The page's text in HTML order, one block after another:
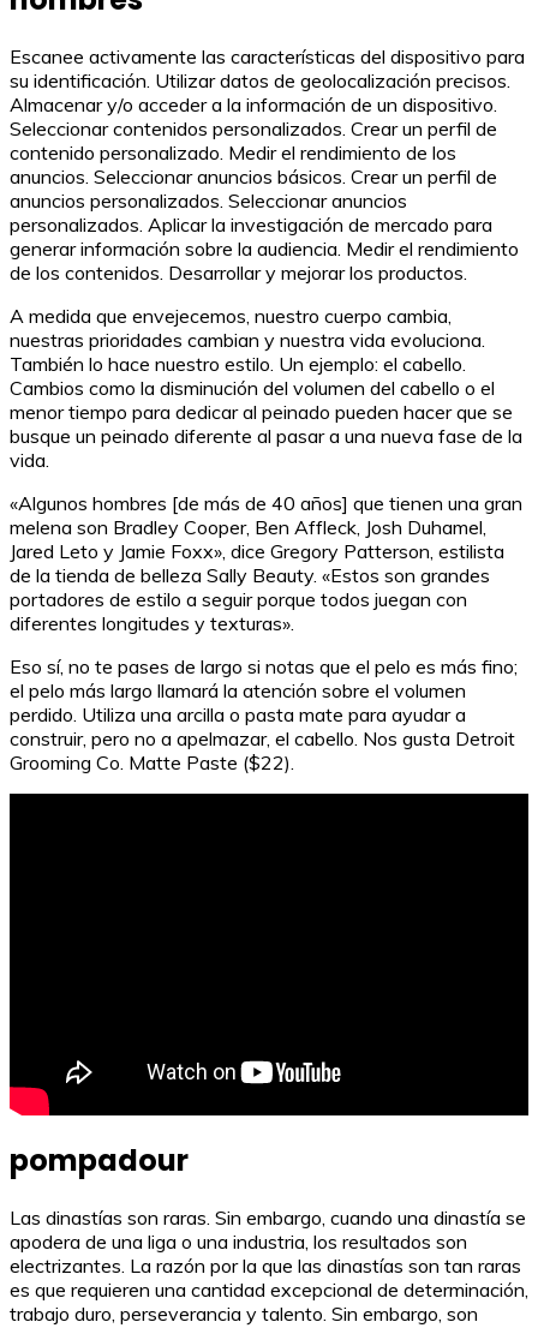
Escanee activamente las características del dispositivo para
su identificación. Utilizar datos de geolocalización precisos.
Almacenar y/o acceder a la información de un dispositivo.
Seleccionar contenidos personalizados. Crear un perfil de
contenido personalizado. Medir el rendimiento de los
anuncios. Seleccionar anuncios básicos. Crear un perfil de
anuncios personalizados. Seleccionar anuncios
personalizados. Aplicar la investigación de mercado para
generar información sobre la audiencia. Medir el rendimiento
de los contenidos. Desarrollar y mejorar los productos.
A medida que envejecemos, nuestro cuerpo cambia,
nuestras prioridades cambian y nuestra vida evoluciona.
También lo hace nuestro estilo. Un ejemplo: el cabello.
Cambios como la disminución del volumen del cabello o el
menor tiempo para dedicar al peinado pueden hacer que se
busque un peinado diferente al pasar a una nueva fase de la
vida.
«Algunos hombres [de más de 40 años] que tienen una gran
melena son Bradley Cooper, Ben Affleck, Josh Duhamel,
Jared Leto y Jamie Foxx», dice Gregory Patterson, estilista
de la tienda de belleza Sally Beauty. «Estos son grandes
portadores de estilo a seguir porque todos juegan con
diferentes longitudes y texturas».
Eso sí, no te pases de largo si notas que el pelo es más fino;
el pelo más largo llamará la atención sobre el volumen
perdido. Utiliza una arcilla o pasta mate para ayudar a
construir, pero no a apelmazar, el cabello. Nos gusta Detroit
Grooming Co. Matte Paste ($22).
pompadour
Las dinastías son raras. Sin embargo, cuando una dinastía se
apodera de una liga o una industria, los resultados son
electrizantes. La razón por la que las dinastías son tan raras
es que requieren una cantidad excepcional de determinación,
trabajo duro, perseverancia y talento. Sin embargo, son